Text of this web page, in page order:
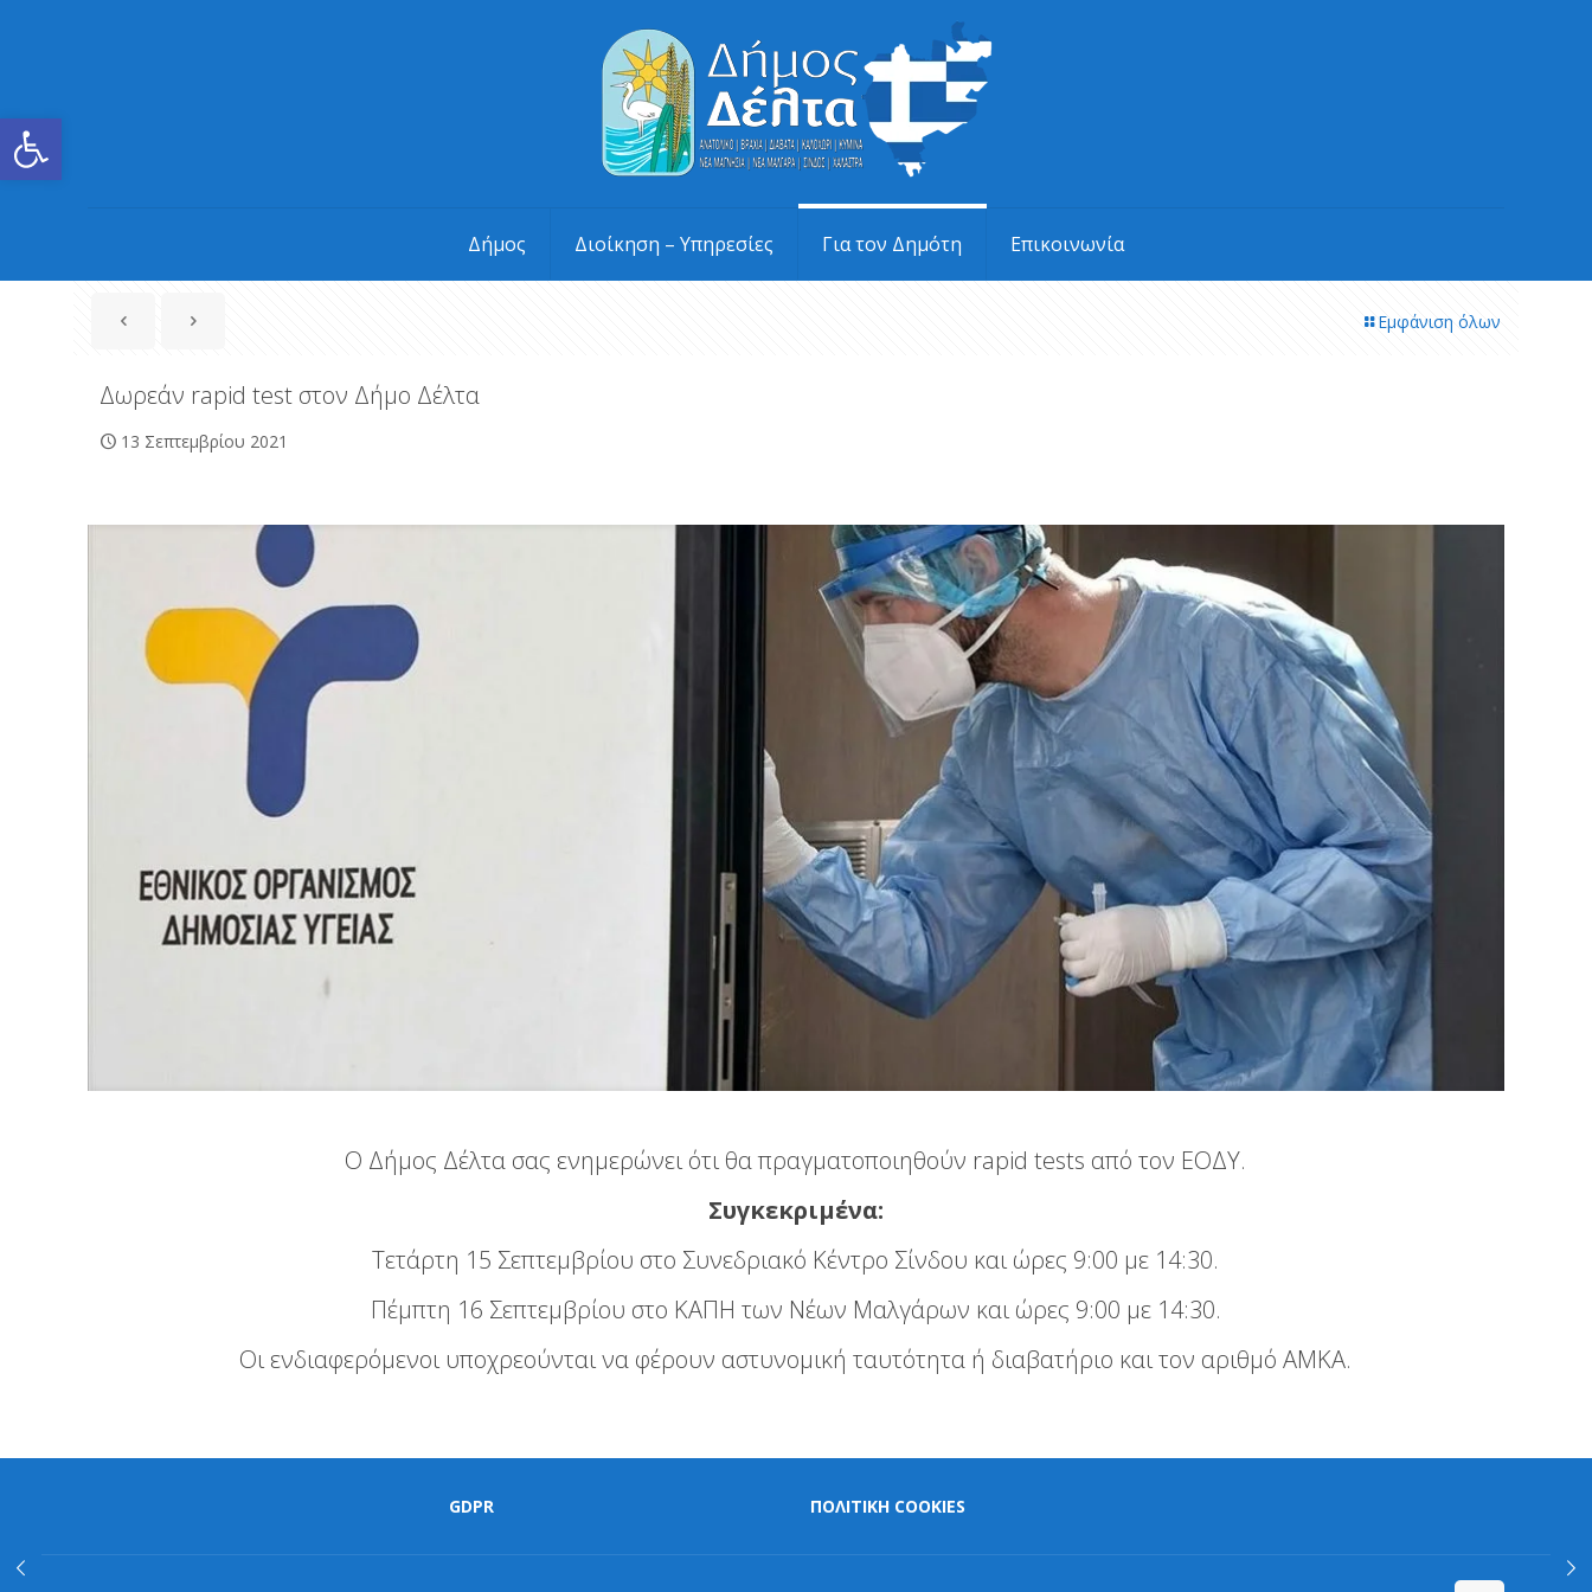
Ανοίξτε τη γραμμή εργαλείων
Δήμος Διοίκηση – Υπηρεσίες Για τον Δημότη Επικοινωνία
Εμφάνιση όλων
Δωρεάν rapid test στον Δήμο Δέλτα
13 Σεπτεμβρίου 2021
Ο Δήμος Δέλτα σας ενημερώνει ότι θα πραγματοποιηθούν rapid tests από τον ΕΟΔΥ.
Συγκεκριμένα:
Τετάρτη 15 Σεπτεμβρίου στο Συνεδριακό Κέντρο Σίνδου και ώρες 9:00 με 14:30.
Πέμπτη 16 Σεπτεμβρίου στο ΚΑΠΗ των Νέων Μαλγάρων και ώρες 9:00 με 14:30.
Οι ενδιαφερόμενοι υποχρεούνται να φέρουν αστυνομική ταυτότητα ή διαβατήριο και τον αριθμό ΑΜΚΑ.
GDPR ΠΟΛΙΤΙΚΗ COOKIES